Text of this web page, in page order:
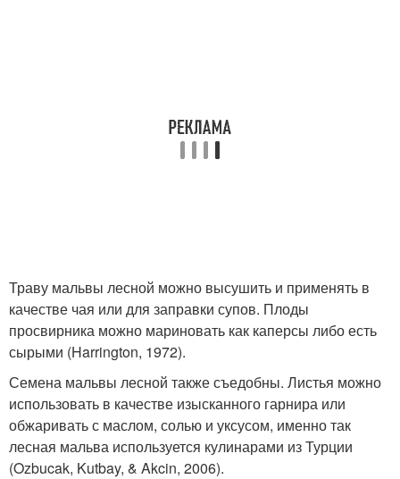
Траву мальвы лесной можно высушить и применять в
качестве чая или для заправки супов. Плоды
просвирника можно мариновать как каперсы либо есть
сырыми (Harrington, 1972).
Семена мальвы лесной также съедобны. Листья можно
использовать в качестве изысканного гарнира или
обжаривать с маслом, солью и уксусом, именно так
лесная мальва используется кулинарами из Турции
(Ozbucak, Kutbay, & Akcin, 2006).